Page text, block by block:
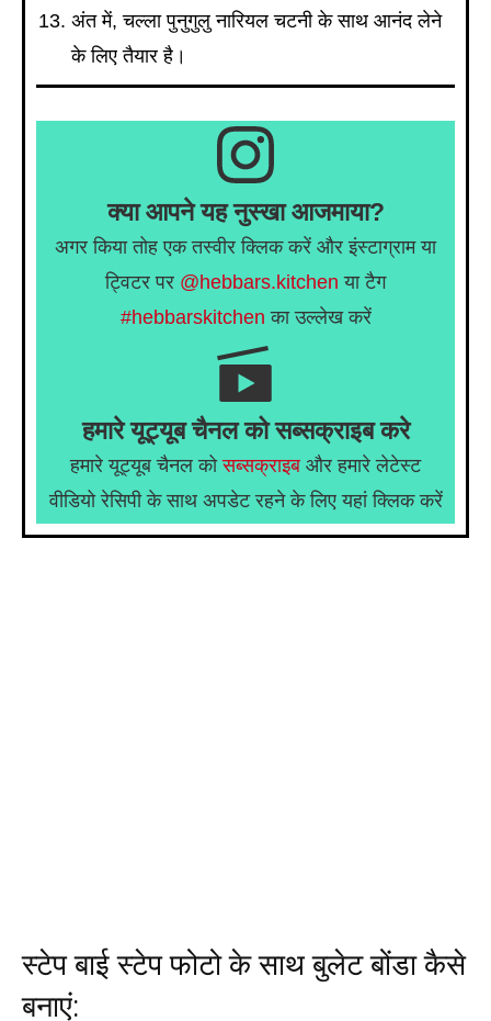
अंत में, चल्ला पुनुगुलु नारियल चटनी के साथ आनंद लेने
के लिए तैयार है।
क्या आपने यह नुस्खा आजमाया?
अगर किया तोह एक तस्वीर क्लिक करें और इंस्टाग्राम या
ट्विटर पर @hebbars.kitchen या टैग
#hebbarskitchen का उल्लेख करें
हमारे यूट्यूब चैनल को सब्सक्राइब करे
हमारे यूट्यूब चैनल कोसब्सक्राइब और हमारे लेटेस्ट
वीडियो रेसिपी के साथ अपडेट रहने के लिए यहां क्लिक करें
स्टेप बाई स्टेप फोटो के साथ बुलेट बोंडा कैसे
बनाएं: